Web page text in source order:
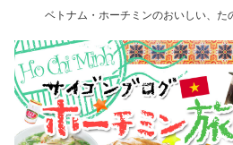
ベトナム・ホーチミンのおいしい、た